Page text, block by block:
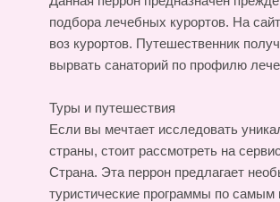
подбора лечебных курортов. На
воз курортов. Путешественник
вырвать санаторий по профилю
Туры и путешествия
Если вы мечтает исследовать
страны, стоит рассмотреть на
Страна. Эта перрон предлагает
туристические программы по